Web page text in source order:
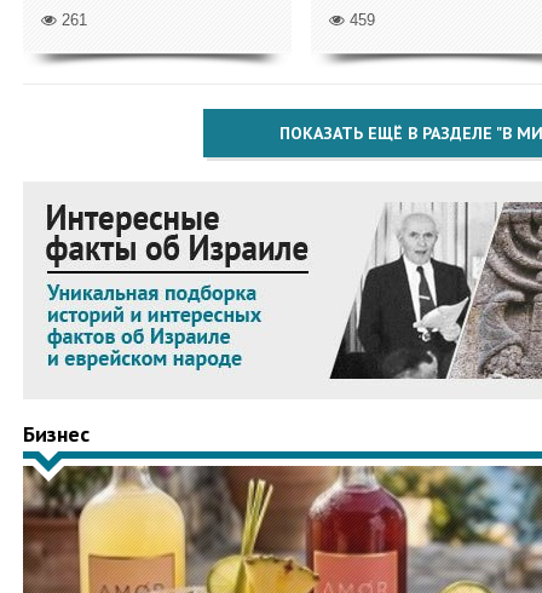
261 459
ПОКАЗАТЬ ЕЩЁ В РАЗДЕЛЕ "В
Бизнес